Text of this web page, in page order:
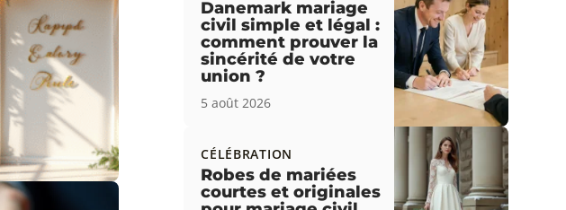
Danemark mariage
civil simple et légal :
comment prouver la
sincérité de votre
union ?
5 août 2026
CÉLÉBRATION
Robes de mariées
courtes et originales